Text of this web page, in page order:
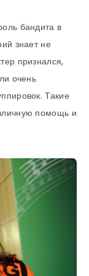
бандита в
знает не
признался,
очень
Такие
помощь и